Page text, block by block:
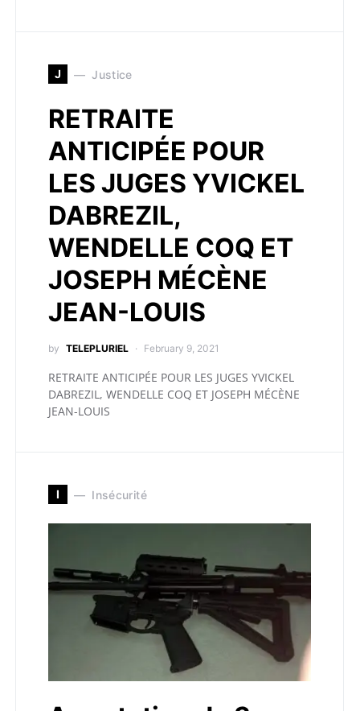
J Justice
RETRAITE
ANTICIPÉE POUR
LES JUGES YVICKEL
DABREZIL,
WENDELLE COQ ET
JOSEPH MÉCÈNE
JEAN-LOUIS
by TELEPLURIEL February 9, 2021
RETRAITE ANTICIPÉE POUR LES JUGES YVICKEL
DABREZIL, WENDELLE COQ ET JOSEPH MÉCÈNE
JEAN-LOUIS
I Insécurité